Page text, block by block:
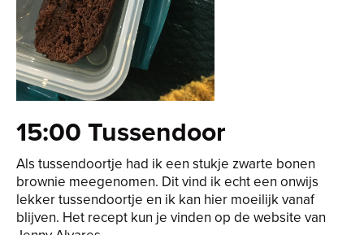
15:00 Tussendoor
Als tussendoortje had ik een stukje zwarte bonen
brownie meegenomen. Dit vind ik echt een onwijs
lekker tussendoortje en ik kan hier moeilijk vanaf
blijven. Het recept kun je vinden op de website van